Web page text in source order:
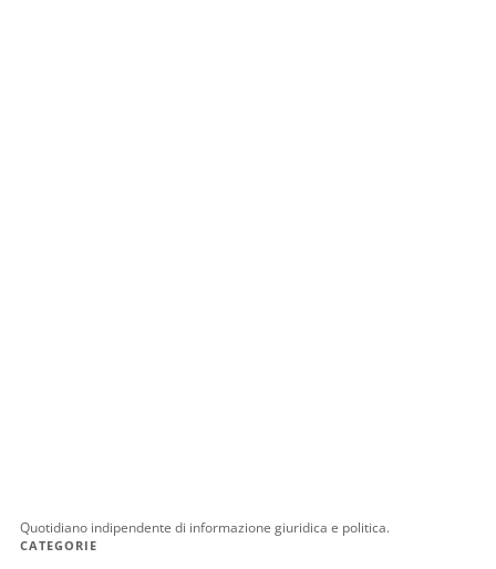
Quotidiano indipendente di informazione giuridica e politica.
CATEGORIE